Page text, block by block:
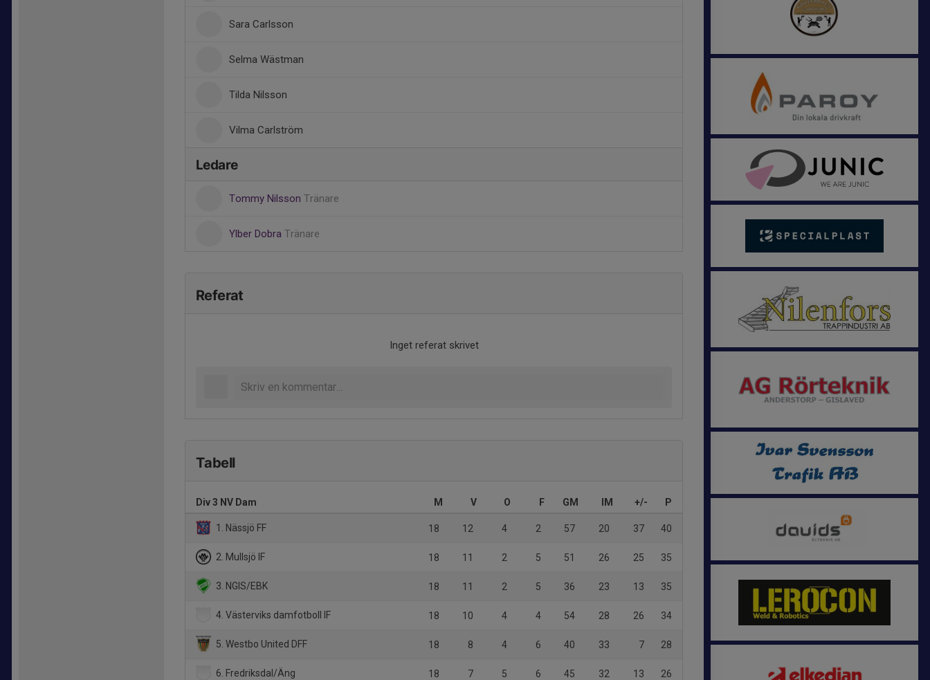
Sara Carlsson
Selma Wästman
Tilda Nilsson
Vilma Carlström
Ledare
Tommy Nilsson Tränare
Ylber Dobra Tränare
Referat
Inget referat skrivet
Tabell
Div 3 NV Dam M V O F GM IM +/- P
1. Nässjö FF 18 12 4 2 57 20 37 40
2. Mullsjö IF 18 11 2 5 51 26 25 35
3. NGIS/EBK 18 11 2 5 36 23 13 35
4. Västerviks damfotboll IF 18 10 4 4 54 28 26 34
5. Westbo United DFF 18 8 4 6 40 33 7 28
6. Fredriksdal/Äng 18 7 5 6 45 32 13 26